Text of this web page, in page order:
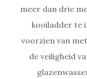
meer dan drie
kooiladder te
voorzien van
de veiligheid